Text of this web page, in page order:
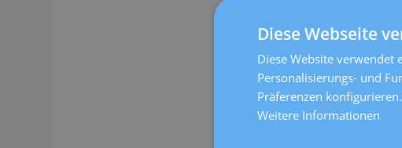
Diese Webseite
Diese Website verwendet
Personalisierungs- und
Präferenzen
Weitere Informationen